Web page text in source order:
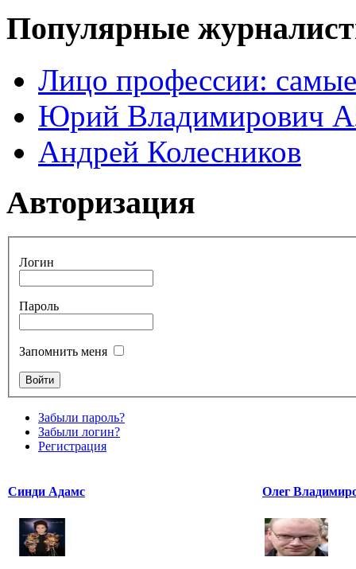
Популярные
Лицо профессии:
Юрий Владимирович
Андрей Колесников
Авторизация
Логин
Пароль
Запомнить меня
Забыли пароль?
Забыли логин?
Регистрация
Синди Адамс Олег